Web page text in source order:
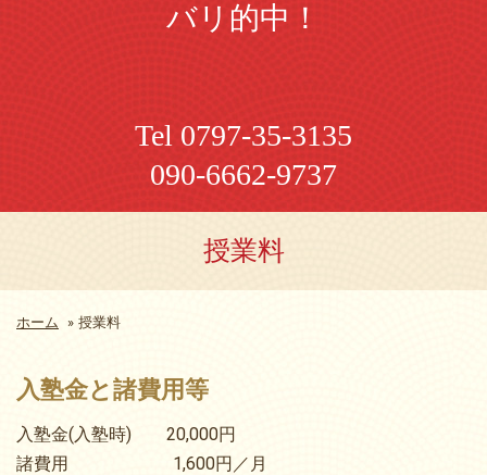
バリ的中！
Tel 0797-35-3135
090-6662-9737
授業料
ホーム » 授業料
入塾金と諸費用等
入塾金(入塾時) 20,000円
諸費用 1,600円／月